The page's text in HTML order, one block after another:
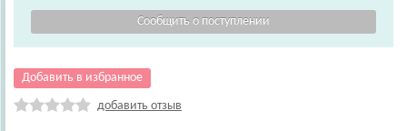
Добавить в избранное
добавить отзыв